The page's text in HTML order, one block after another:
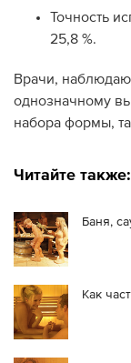
Точность
25,8 %.
Врачи,
однозначному
набора формы,
Читайте также:
Баня,
Как